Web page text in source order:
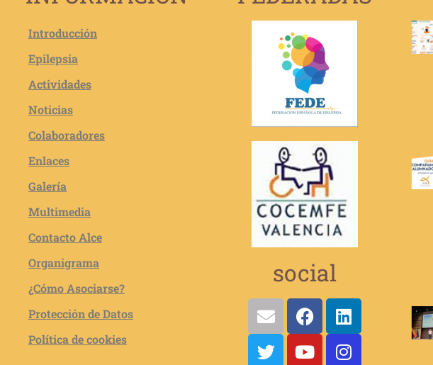
Introducción
Epilepsia
Actividades
Noticias
Colaboradores
Enlaces
Galería
Multimedia
Contacto Alce
Organigrama
¿Cómo Asociarse?
Protección de Datos
Política de cookies
social